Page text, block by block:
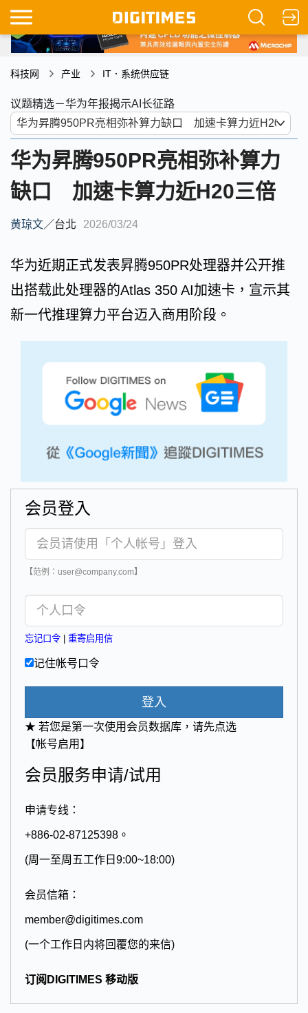
科技网 产业 IT．系统供应链
议题精选－华为年报揭示AI长征路
华为昇腾950PR亮相弥补算力
缺口 加速卡算力近H20三倍
黄琼文／台北 2026/03/24
华为近期正式发表昇腾950PR处理器并公开推
出搭载此处理器的Atlas 350 AI加速卡，宣示其
新一代推理算力平台迈入商用阶段。
会员登入
【范例：user@company.com】
忘记口令 重寄启用信
记住帐号口令
登入
★ 若您是第一次使用会员数据库，请先点选
【帐号启用】
会员服务申请/试用
申请专线：
+886-02-87125398。
(周一至周五工作日9:00~18:00)
会员信箱：
member@digitimes.com
(一个工作日内将回覆您的来信)
订阅DIGITIMES 移动版